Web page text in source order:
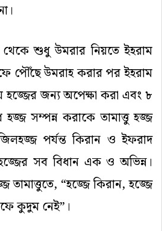
থেকে শুধু উমরার নিয়তে ইহরাম
পৌঁছেউমরাহকরারপরইহরাম
হজ্জেরজন্যঅপেক্ষাকরাএবং৮
হজ্জ সম্পন্ন করাকে তামাত্তু হজ্জ
পর্যন্ত কিরান ও ইফরাদ
সব বিধান এক ও অভিন্ন।
তামাত্তুতে, “হজ্জেকিরান,হজ্জে
কুদুমনেই” ।